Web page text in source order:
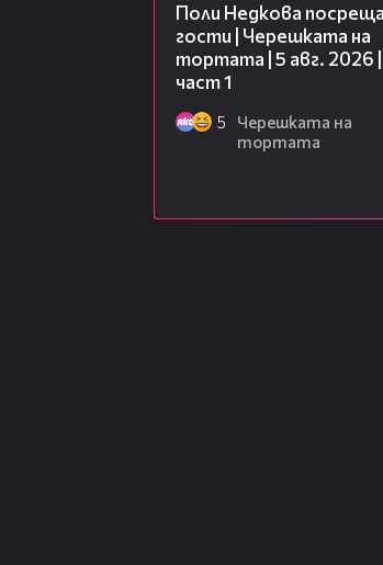
Поли Недкова посреща
гости | Черешката на
тортата | 5 авг. 2026 |
част 1
5
Черешката на
тортата